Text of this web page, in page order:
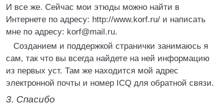
И все же. Сейчас мои этюды можно найти в
Интернете по адресу: http://www.korf.ru/ и написать
мне по адресу: korf@mail.ru.
Созданием и поддержкой странички занимаюсь я
сам, так что вы всегда найдете на ней информацию
из первых уст. Там же находится мой адрес
электронной почты и номер ICQ для обратной связи.
3. Спасибо